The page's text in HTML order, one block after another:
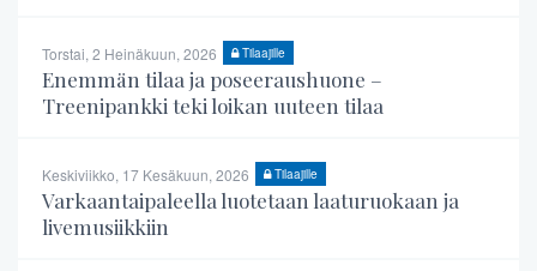
Torstai, 2 Heinäkuun, 2026 Tilaajille
Enemmän tilaa ja poseeraushuone –
Treenipankki teki loikan uuteen tilaa
Keskiviikko, 17 Kesäkuun, 2026 Tilaajille
Varkaantaipaleella luotetaan laaturuokaan ja
livemusiikkiin